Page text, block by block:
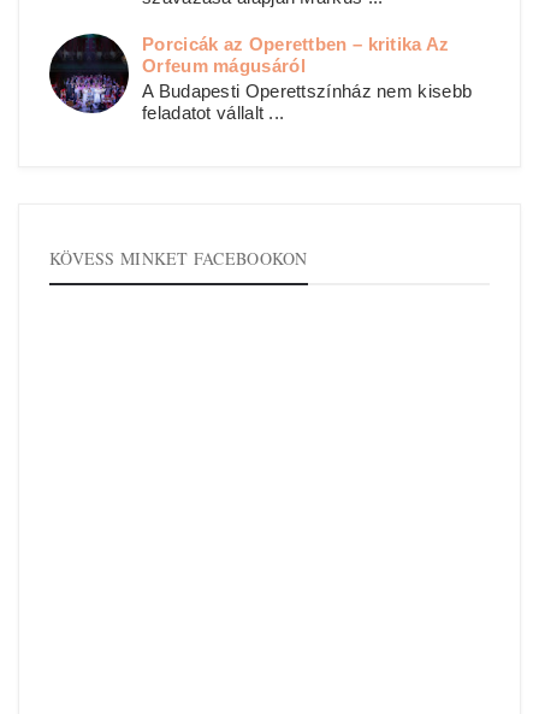
Porcicák az Operettben – kritika Az
Orfeum mágusáról
A Budapesti Operettszínház nem kisebb
feladatot vállalt ...
KÖVESS MINKET FACEBOOKON